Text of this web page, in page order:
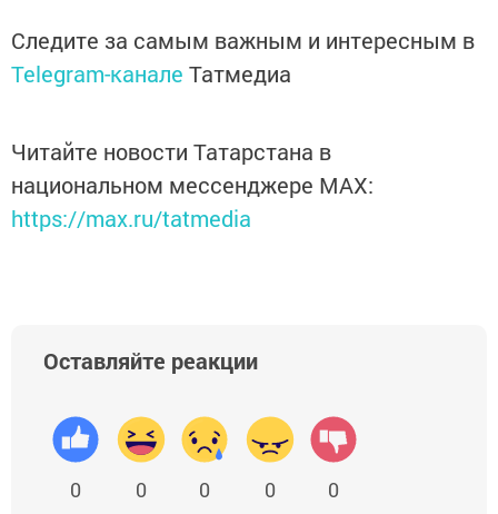
Следите за самым важным и интересным в
Telegram-канале Татмедиа
Читайте новости Татарстана в
национальном мессенджере MАХ:
https://max.ru/tatmedia
Оставляйте реакции
0 0 0 0 0